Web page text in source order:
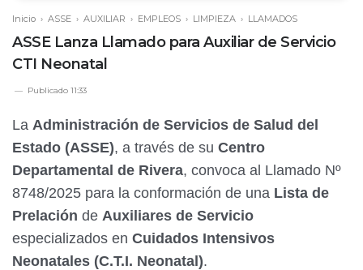
Inicio › ASSE › AUXILIAR › EMPLEOS › LIMPIEZA › LLAMADOS
ASSE Lanza Llamado para Auxiliar de Servicio
CTI Neonatal
Publicado 11:33
La Administración de Servicios de Salud del
Estado (ASSE), a través de su Centro
Departamental de Rivera, convoca al Llamado Nº
8748/2025 para la conformación de una Lista de
Prelación de Auxiliares de Servicio
especializados en Cuidados Intensivos
Neonatales (C.T.I. Neonatal).